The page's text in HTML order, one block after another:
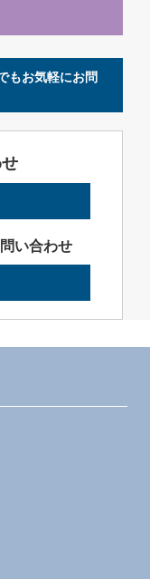
もお気軽にお問
い合わせ